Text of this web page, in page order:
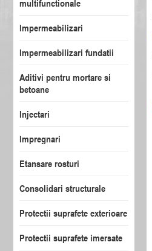
multifunctionale
Impermeabilizari
Impermeabilizari fundatii
Aditivi pentru mortare si
betoane
Injectari
Impregnari
Etansare rosturi
Consolidari structurale
Protectii suprafete exterioare
Protectii suprafete imersate